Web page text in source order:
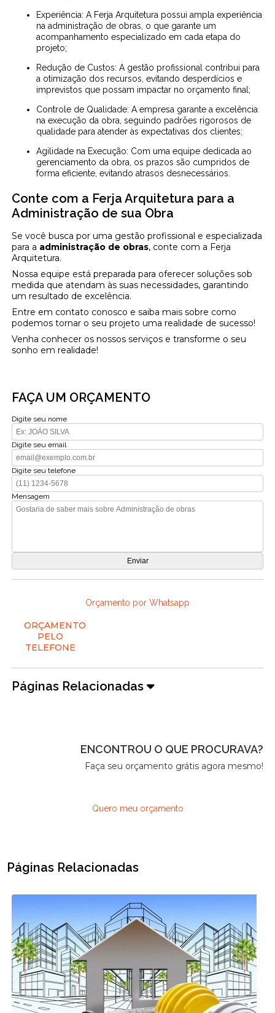
Experiência: A Ferja Arquitetura possui ampla experiência
na administração de obras, o que garante um
acompanhamento especializado em cada etapa do
projeto;
Redução de Custos: A gestão profissional contribui para
a otimização dos recursos, evitando desperdícios e
imprevistos que possam impactar no orçamento final;
Controle de Qualidade: A empresa garante a excelência
na execução da obra, seguindo padrões rigorosos de
qualidade para atender às expectativas dos clientes;
Agilidade na Execução: Com uma equipe dedicada ao
gerenciamento da obra, os prazos são cumpridos de
forma eficiente, evitando atrasos desnecessários.
Conte com a Ferja Arquitetura para a
Administração de sua Obra
Se você busca por uma gestão profissional e especializada
para a administração de obras, conte com a Ferja
Arquitetura.
Nossa equipe está preparada para oferecer soluções sob
medida que atendam às suas necessidades, garantindo
um resultado de excelência.
Entre em contato conosco e saiba mais sobre como
podemos tornar o seu projeto uma realidade de sucesso!
Venha conhecer os nossos serviços e transforme o seu
sonho em realidade!
FAÇA UM ORÇAMENTO
Digite seu nome
Digite seu email
Digite seu telefone
Mensagem
Orçamento por Whatsapp
ORÇAMENTO
PELO
TELEFONE
Páginas Relacionadas
ENCONTROU O QUE PROCURAVA?
Faça seu orçamento grátis agora mesmo!
Quero meu orçamento
Páginas Relacionadas